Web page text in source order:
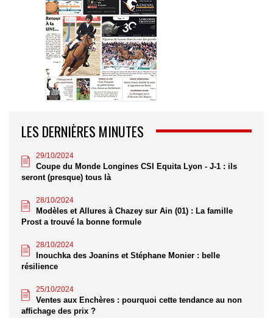
LES DERNIÈRES MINUTES
29/10/2024
Coupe du Monde Longines CSI Equita Lyon - J-1 : ils
seront (presque) tous là
28/10/2024
Modèles et Allures à Chazey sur Ain (01) : La famille
Prost a trouvé la bonne formule
28/10/2024
Inouchka des Joanins et Stéphane Monier : belle
résilience
25/10/2024
Ventes aux Enchères : pourquoi cette tendance au non
affichage des prix ?